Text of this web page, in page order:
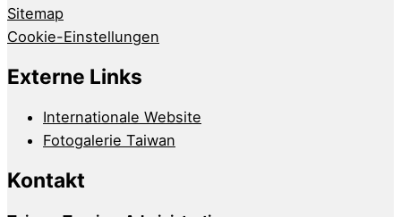
Sitemap
Cookie-Einstellungen
Externe Links
Internationale Website
Fotogalerie Taiwan
Kontakt